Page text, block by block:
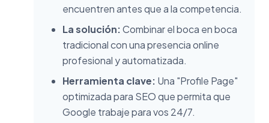
encuentren antes que a la competencia.
La solución:Combinar el boca en boca
tradicional con una presencia online
profesional y automatizada.
Herramienta clave: Una "Profile Page"
optimizada para SEO que permita que
Google trabaje para vos 24/7.